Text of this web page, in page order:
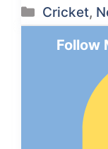
Cricket,
Follow